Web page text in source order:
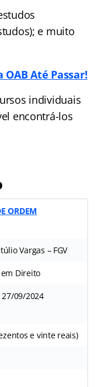
e muito
OAB Até Passar!
individuais
encontrá-los
ORDEM
Vargas – FGV
Direito
09/2024
e vinte reais)